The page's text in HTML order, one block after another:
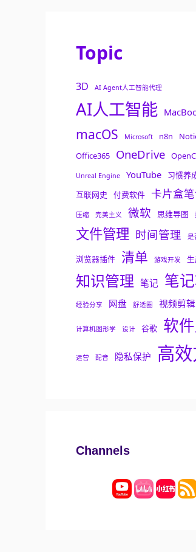
Topic
3D AI Agent人工智能代理
AI人工智能
macOS Microsoft n8n
Office365
OneDrive
Unreal Engine YouTube
习惯养
互联网史
付费软件 卡片盒
压缩 完美主义 微软 思维导图
文件管理 时间管理 是
浏览器插件 清单 游戏开发
知识管理 笔记 笔
经验分享 网盘 舒适圈 视频剪辑
计算机图形学 设计 谷歌 软
运营 配音 隐私保护 高
Channels